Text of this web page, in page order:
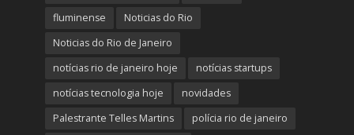
fluminense
Noticias do Rio
Noticias do Rio de Janeiro
notícias rio de janeiro hoje
notícias startups
notícias tecnologia hoje
novidades
Palestrante Telles Martins
polícia rio de janeiro